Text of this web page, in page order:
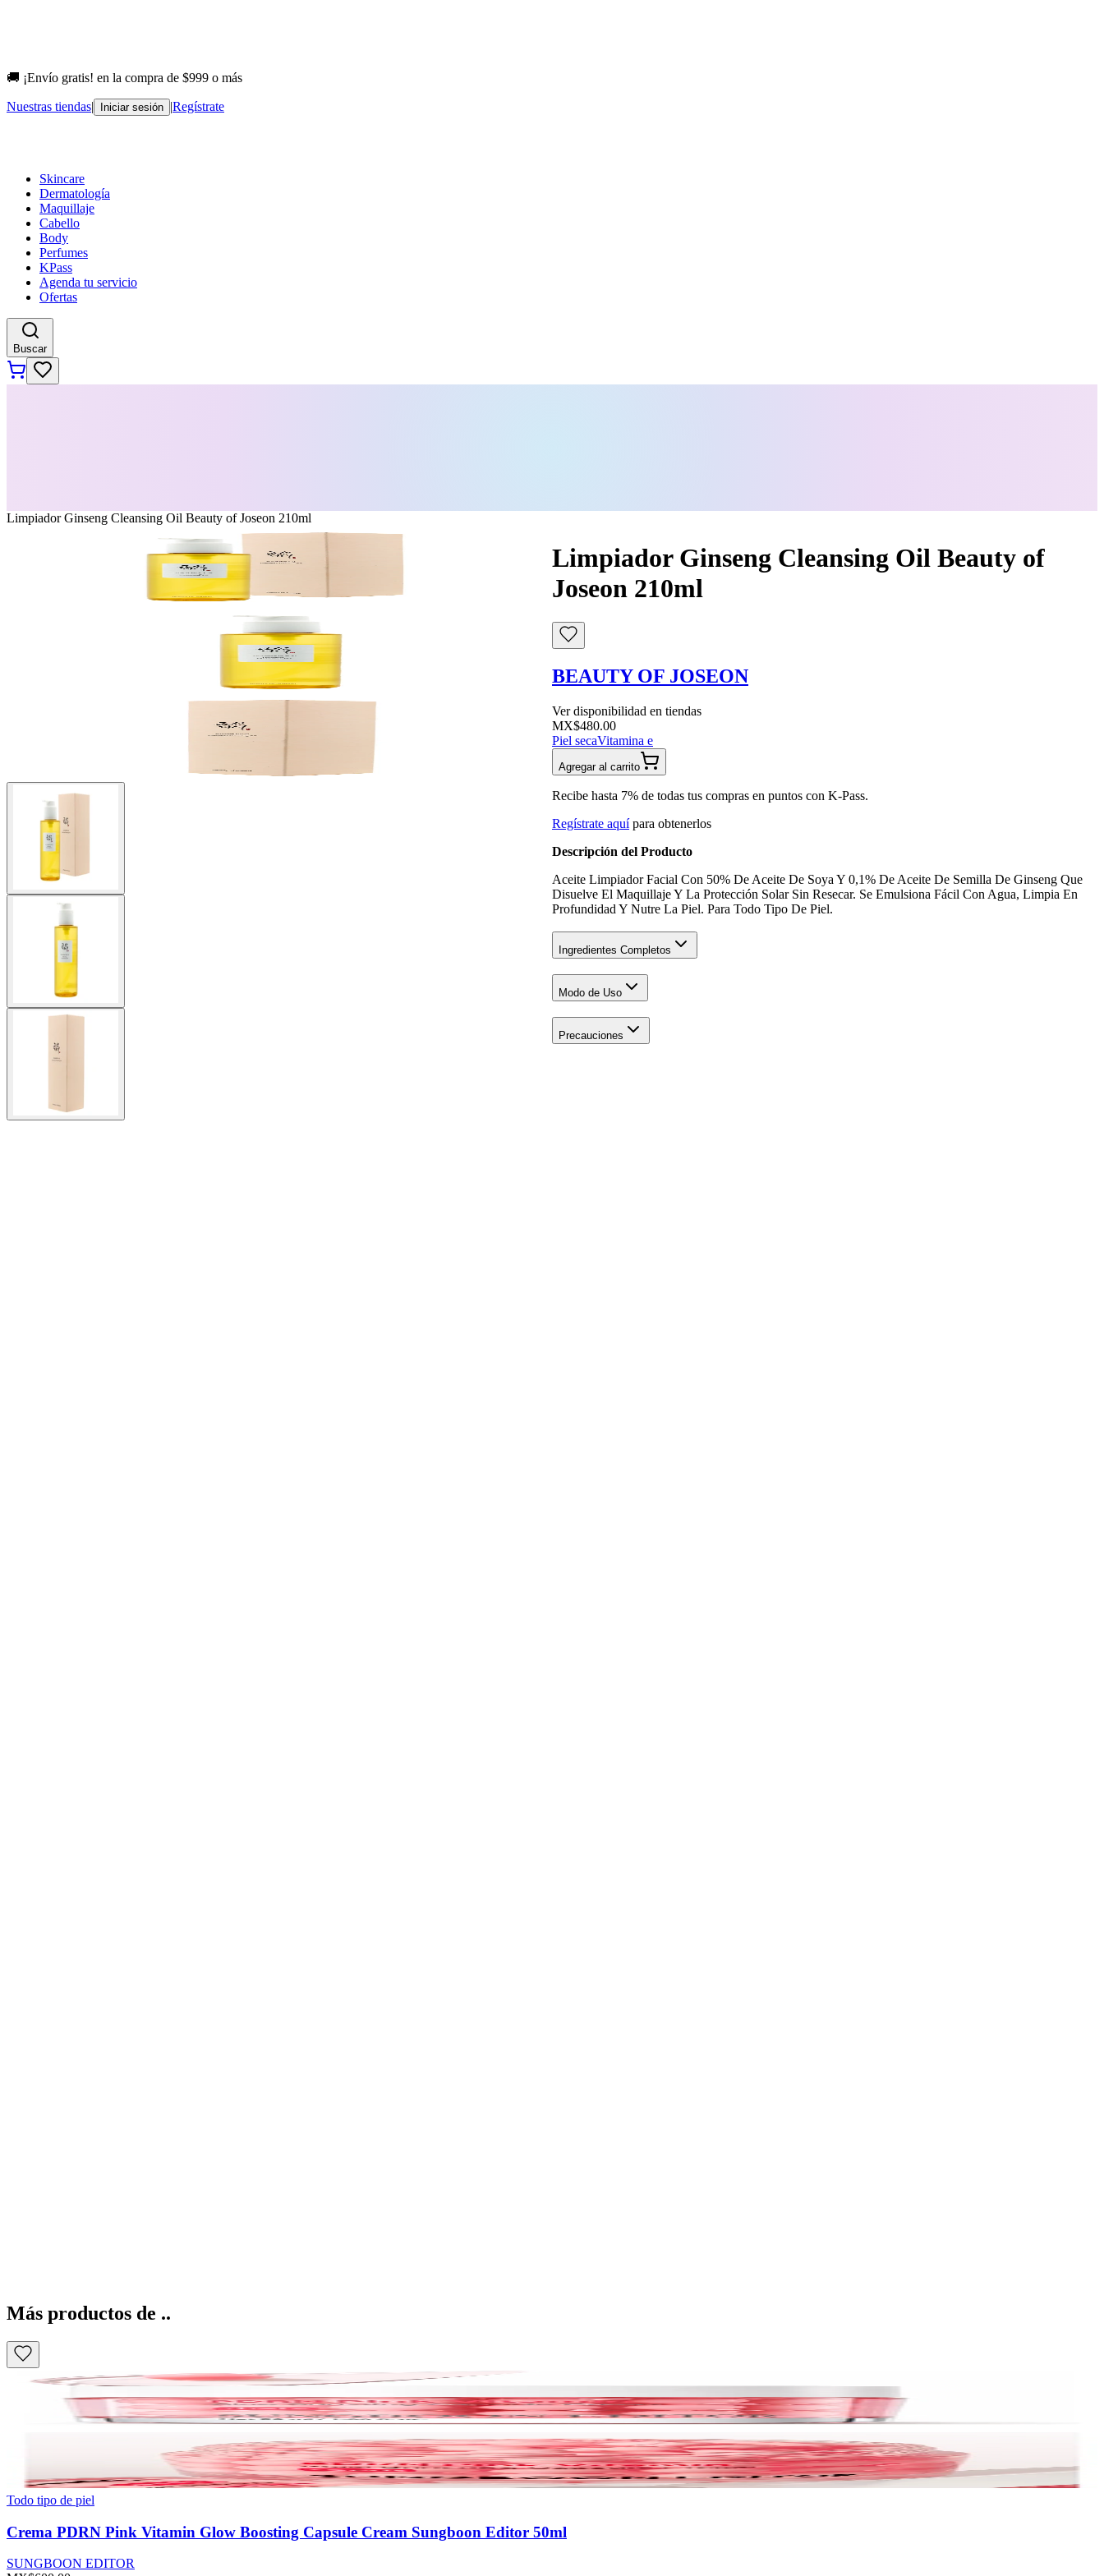
🚚 ¡Envío gratis! en la compra de $999 o más
Nuestras tiendas| Iniciar sesión |Regístrate
Skincare
Dermatología
Maquillaje
Cabello
Body
Perfumes
KPass
Agenda tu servicio
Ofertas
Buscar
Limpiador Ginseng Cleansing Oil Beauty of Joseon 210ml
Limpiador Ginseng Cleansing Oil Beauty of
Joseon 210ml
BEAUTY OF JOSEON
Ver disponibilidad en tiendas
MX$480.00
Piel secaVitamina e
Agregar al carrito
Recibe hasta 7% de todas tus compras en puntos con K-Pass.
Regístrate aquí para obtenerlos
Descripción del Producto
Aceite Limpiador Facial Con 50% De Aceite De Soya Y 0,1% De Aceite De Semilla De Ginseng Que
Disuelve El Maquillaje Y La Protección Solar Sin Resecar. Se Emulsiona Fácil Con Agua, Limpia En
Profundidad Y Nutre La Piel. Para Todo Tipo De Piel.
Ingredientes Completos
Modo de Uso
Precauciones
Más productos de ..
Todo tipo de piel
Crema PDRN Pink Vitamin Glow Boosting Capsule Cream Sungboon Editor 50ml
SUNGBOON EDITOR